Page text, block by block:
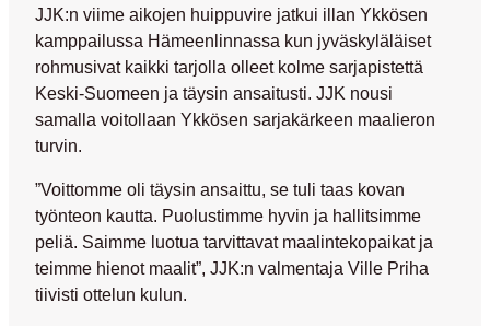
JJK:n viime aikojen huippuvire jatkui illan Ykkösen
kamppailussa Hämeenlinnassa kun jyväskyläläiset
rohmusivat kaikki tarjolla olleet kolme sarjapistettä
Keski-Suomeen ja täysin ansaitusti. JJK nousi
samalla voitollaan Ykkösen sarjakärkeen maalieron
turvin.
”Voittomme oli täysin ansaittu, se tuli taas kovan
työnteon kautta. Puolustimme hyvin ja hallitsimme
peliä. Saimme luotua tarvittavat maalintekopaikat ja
teimme hienot maalit”, JJK:n valmentaja Ville Priha
tiivisti ottelun kulun.